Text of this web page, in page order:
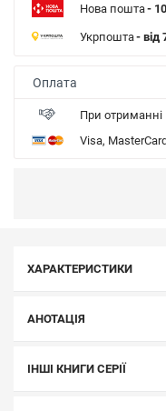
Нова пошта-
Укрпошта- від
Оплата
При отриманні
Visa,
ХАРАКТЕРИСТИКИ
АНОТАЦІЯ
ІНШІ КНИГИ СЕРІЇ